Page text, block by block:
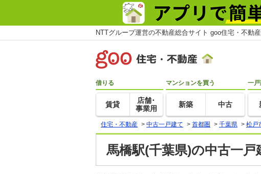
NTTグループ運営の不動産総合サイト goo住宅・不動産
借りる
賃貸
店舗･
事業用
マンションを買う
新築 中古
一戸
住宅・不動産 > 中古一戸建て > 首都圏 > 千葉県 > 松戸
馬橋駅(千葉県)の中古一